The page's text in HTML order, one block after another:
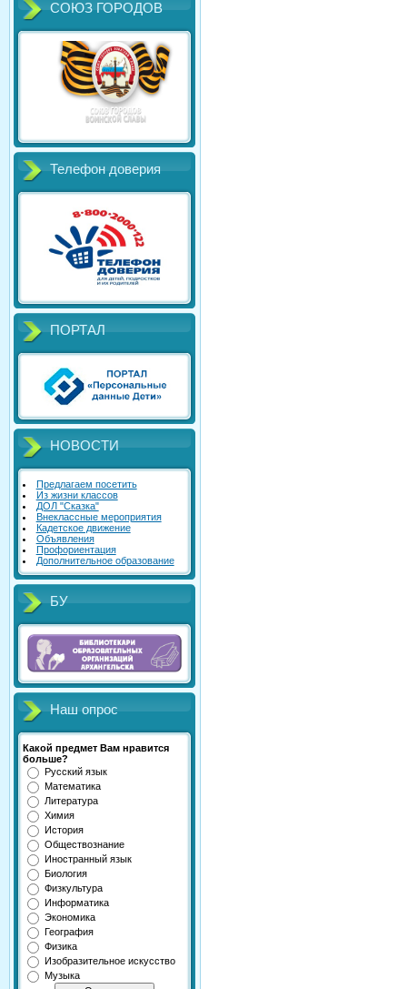
СОЮЗ ГОРОДОВ
Телефон доверия
ПОРТАЛ
НОВОСТИ
Предлагаем посетить
Из жизни классов
ДОЛ "Сказка"
Внеклассные мероприятия
Кадетское движение
Объявления
Профориентация
Дополнительное образование
БУ
Наш опрос
Какой предмет Вам нравится
больше?
Русский язык
Математика
Литература
Химия
История
Обществознание
Иностранный язык
Биология
Физкультура
Информатика
Экономика
География
Физика
Изобразительное искусство
Музыка